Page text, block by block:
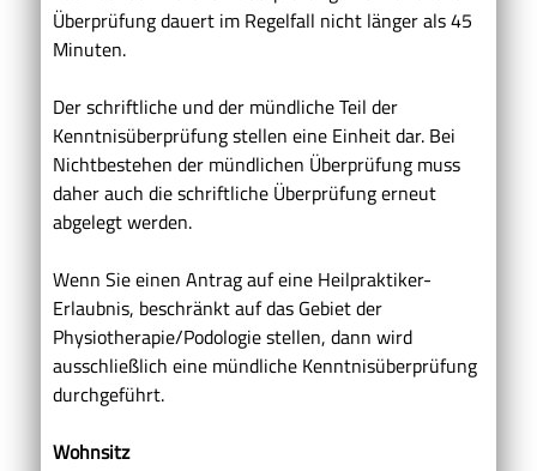
Überprüfung dauert im Regelfall nicht länger als 45
Minuten.
Der schriftliche und der mündliche Teil der
Kenntnisüberprüfung stellen eine Einheit dar. Bei
Nichtbestehen der mündlichen Überprüfung muss
daher auch die schriftliche Überprüfung erneut
abgelegt werden.
Wenn Sie einen Antrag auf eine Heilpraktiker-
Erlaubnis, beschränkt auf das Gebiet der
Physiotherapie/Podologie stellen, dann wird
ausschließlich eine mündliche Kenntnisüberprüfung
durchgeführt.
Wohnsitz